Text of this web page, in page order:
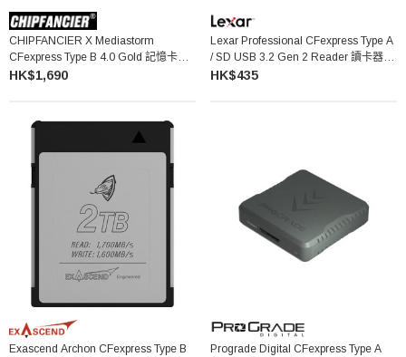
CHIPFANCIER X Mediastorm
CFexpress Type B 4.0 Gold 記憶卡
(512GB)
HK$1,690
Lexar Professional CFexpress Type A
/ SD USB 3.2 Gen 2 Reader 讀卡器
LRW530U
HK$435
Exascend Archon CFexpress Type B
Prograde Digital CFexpress Type A